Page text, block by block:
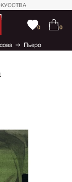
0 0
Пьеро